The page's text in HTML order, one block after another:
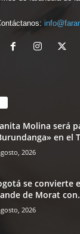
Molina será
en el
2026
se convierte
de Morat
2026